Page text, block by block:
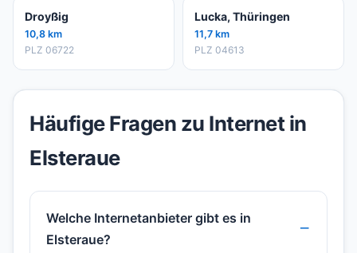
Droyßig
10,8 km
PLZ 06722
Lucka, Thüringen
11,7 km
PLZ 04613
Häufige Fragen zu Internet in
Elsteraue
Welche Internetanbieter gibt es in
Elsteraue?